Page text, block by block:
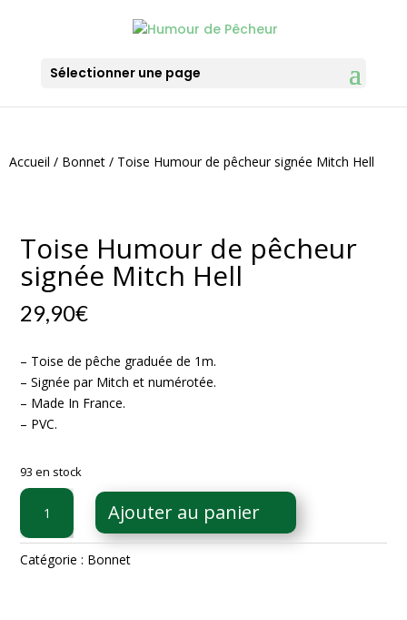
Sélectionner une page
Accueil / Bonnet / Toise Humour de pêcheur signée Mitch Hell
Toise Humour de pêcheur
signée Mitch Hell
29,90€
– Toise de pêche graduée de 1m.
– Signée par Mitch et numérotée.
– Made In France.
– PVC.
93 en stock
quantité
Toise
Humour
Ajouter au panier
Catégorie : Bonnet